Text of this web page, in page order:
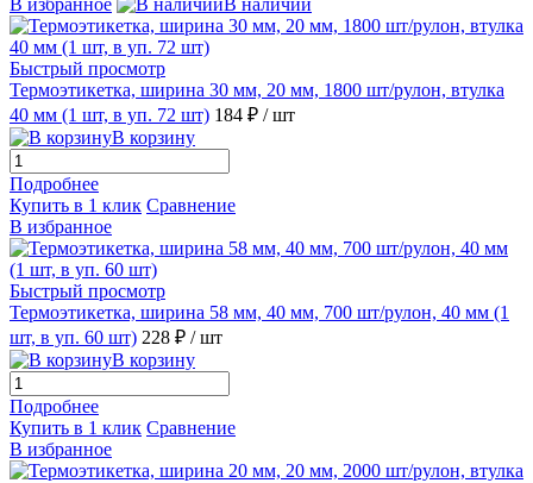
Быстрый просмотр
Термоэтикетка, ширина 30 мм, 20 мм, 1800 шт/рулон, втулка
40 мм (1 шт, в уп. 72 шт) 184 ₽ / шт
В корзину
Подробнее
Купить в 1 клик Сравнение
В избранное
Быстрый просмотр
Термоэтикетка, ширина 58 мм, 40 мм, 700 шт/рулон, 40 мм (1
шт, в уп. 60 шт) 228 ₽ / шт
В корзину
Подробнее
Купить в 1 клик Сравнение
В избранное